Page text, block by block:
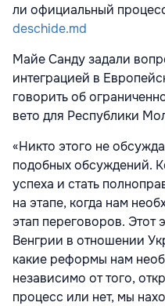
ли официальный
deschide.md
Майе Санду задали
интеграцией в
говорить об
вето для Республики
«Никто этого не
подобных обсуждений.
успеха и стать
на этапе, когда нам
этап переговоров. Этот
Венгрии в отношении
какие реформы нам
независимо от того,
процесс или нет, мы